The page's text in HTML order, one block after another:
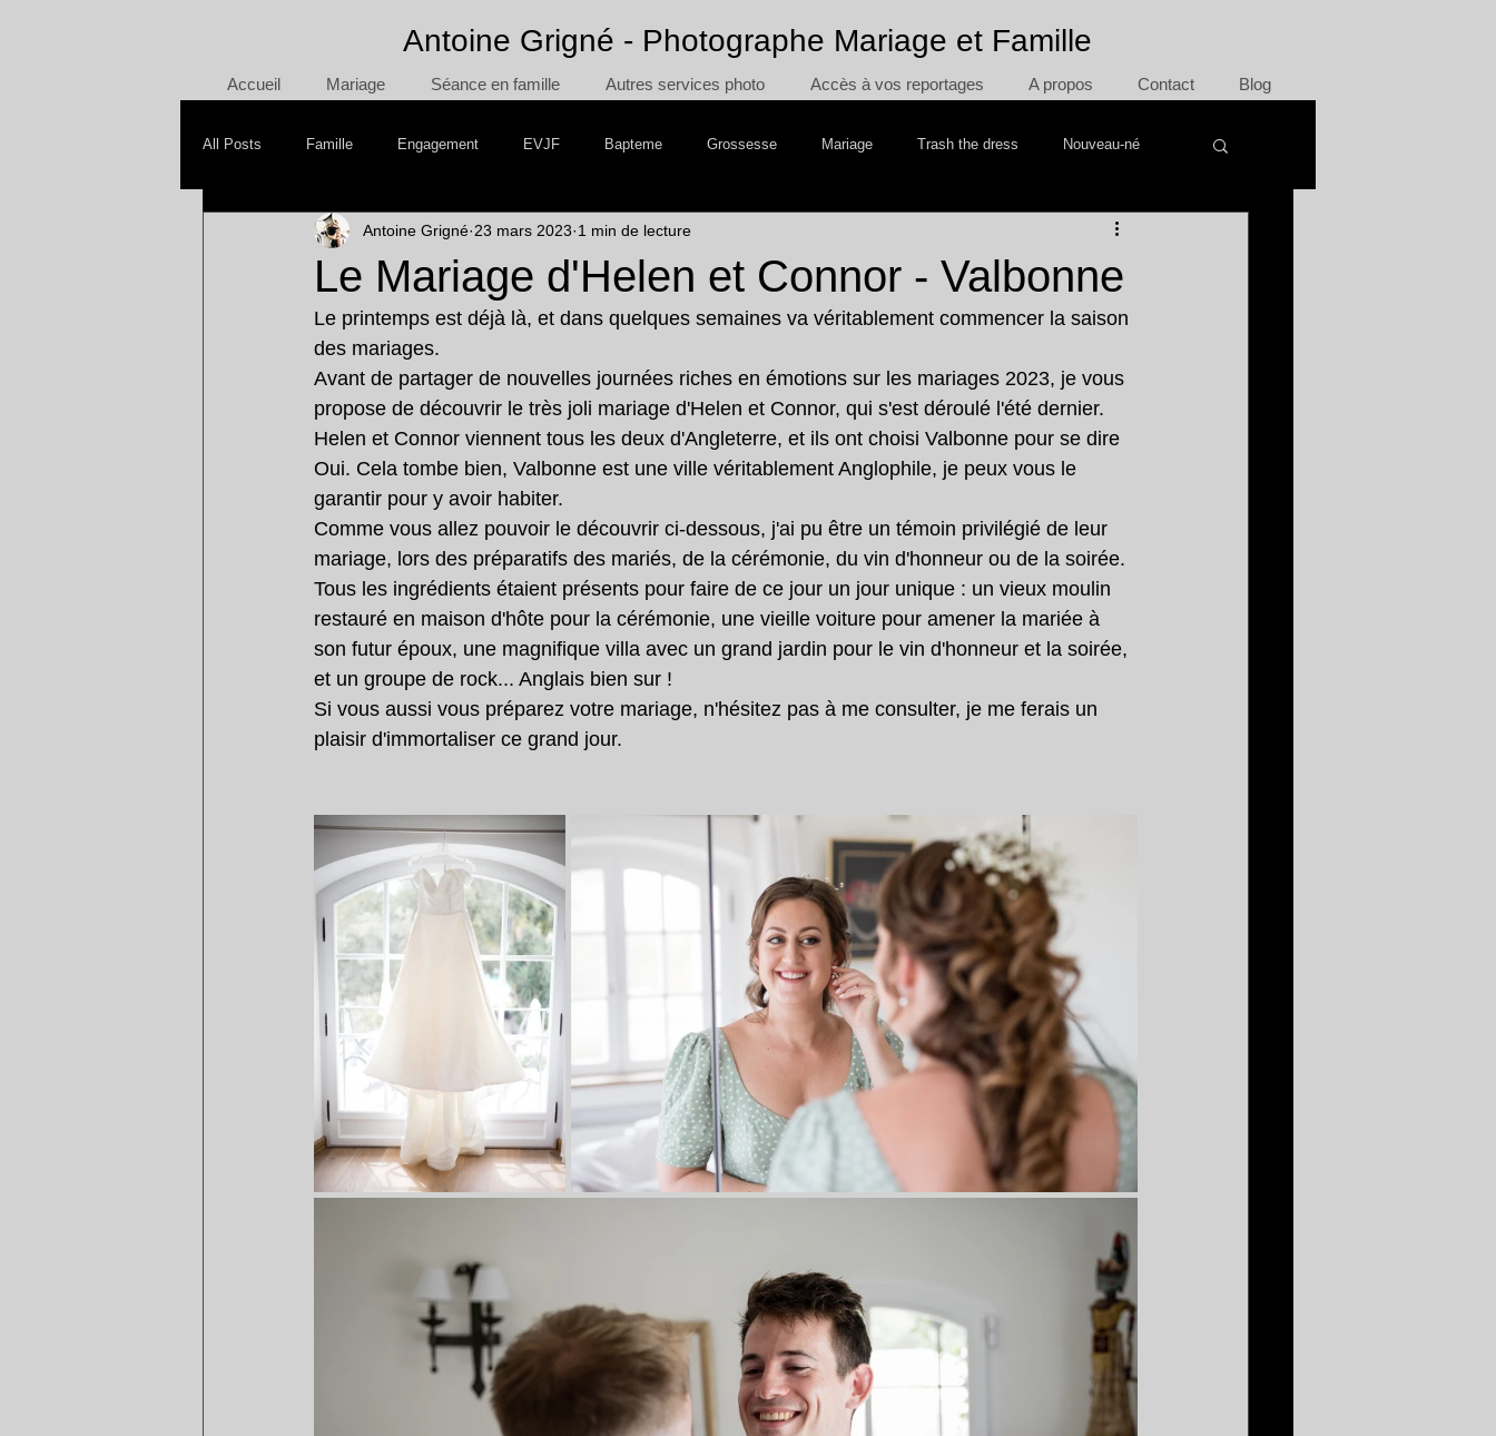
Antoine Grigné - Photographe Mariage et Famille
Accueil Mariage Séance en famille Autres services photo Accès à vos reportages A propos Contact Blog
All Posts Famille Engagement EVJF Bapteme Grossesse Mariage Trash the dress Nouveau-né
Day After Smash the Cake Voyage
Le Mariage d'Helen et Connor - Valbonne
Antoine Grigné 23 mars 2023 1 min de lecture
Le printemps est déjà là, et dans quelques semaines va véritablement commencer la saison
des mariages.
Avant de partager de nouvelles journées riches en émotions sur les mariages 2023, je vous
propose de découvrir le très joli mariage d'Helen et Connor, qui s'est déroulé l'été dernier.
Helen et Connor viennent tous les deux d'Angleterre, et ils ont choisi Valbonne pour se dire
Oui. Cela tombe bien, Valbonne est une ville véritablement Anglophile, je peux vous le
garantir pour y avoir habiter.
Comme vous allez pouvoir le découvrir ci-dessous, j'ai pu être un témoin privilégié de leur
mariage, lors des préparatifs des mariés, de la cérémonie, du vin d'honneur ou de la soirée.
Tous les ingrédients étaient présents pour faire de ce jour un jour unique : un vieux moulin
restauré en maison d'hôte pour la cérémonie, une vieille voiture pour amener la mariée à
son futur époux, une magnifique villa avec un grand jardin pour le vin d'honneur et la soirée,
et un groupe de rock... Anglais bien sur !
Si vous aussi vous préparez votre mariage, n'hésitez pas à me consulter, je me ferais un
plaisir d'immortaliser ce grand jour.